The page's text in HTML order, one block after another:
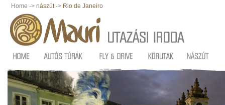
Home -> nászút-> Rio de Janeiro